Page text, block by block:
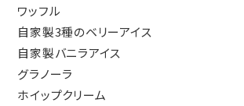
ワッフル
自家製3種のベリーアイス
自家製バニラアイス
グラノーラ
ホイップクリーム